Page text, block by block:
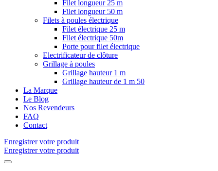
Filet longueur 25 m
Filet longueur 50 m
Filets à poules électrique
Filet électrique 25 m
Filet électrique 50m
Porte pour filet électrique
Electrificateur de clôture
Grillage à poules
Grillage hauteur 1 m
Grillage hauteur de 1 m 50
La Marque
Le Blog
Nos Revendeurs
FAQ
Contact
Enregistrer votre produit
Enregistrer votre produit